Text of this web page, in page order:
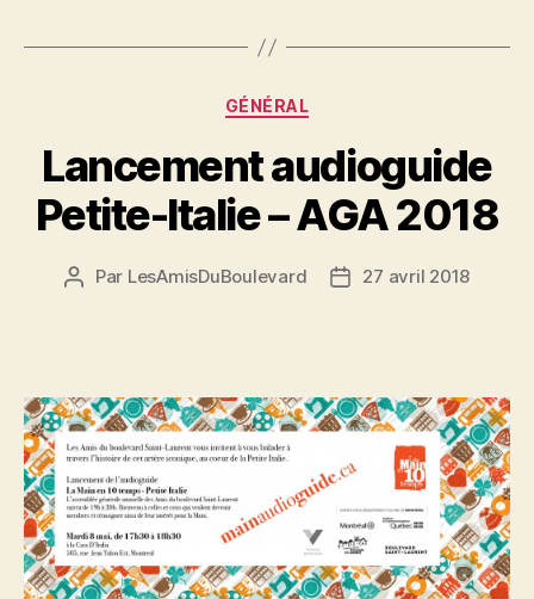
Catégories
GÉNÉRAL
Lancement audioguide
Petite-Italie – AGA 2018
Auteur
Par LesAmisDuBoulevard
Date27 avril 2018